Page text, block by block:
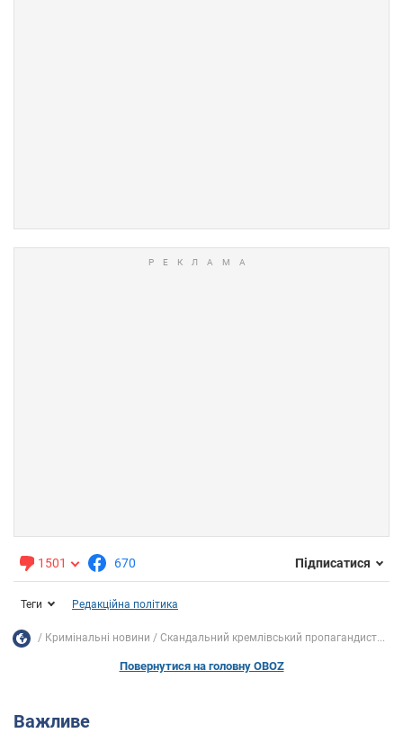
1501 670 Підписатися
Теги Редакційна політика
Кримінальні новини Скандальний кремлівський пропагандист...
Повернутися на головну OBOZ
Важливе